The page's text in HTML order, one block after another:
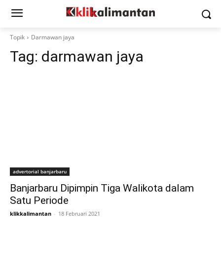
Topik Darmawan jaya
Tag: darmawan jaya
advertorial banjarbaru
Banjarbaru Dipimpin Tiga Walikota dalam
Satu Periode
klikkalimantan - 18 Februari 2021